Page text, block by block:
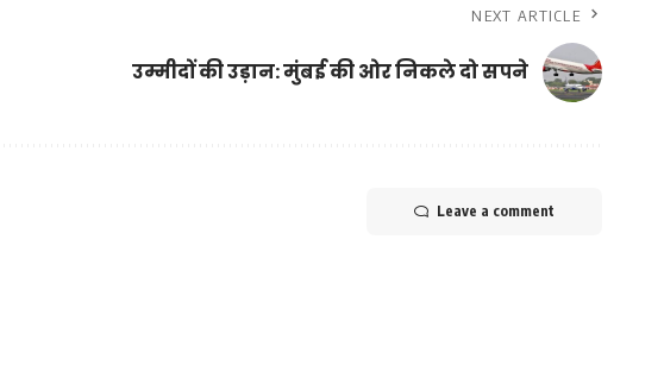
NEXT ARTICLE
उम्मीदों की उड़ान: मुंबई की ओर निकले दो सपने
Leave a comment